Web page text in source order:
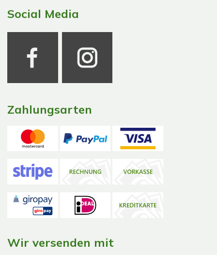
Social Media
Zahlungsarten
Wir versenden mit